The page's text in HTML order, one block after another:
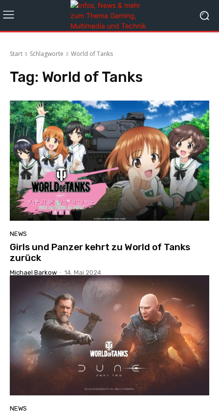
Start Schlagworte World of Tanks
Tag: World of Tanks
NEWS
Girls und Panzer kehrt zu World of Tanks
zurück
Michael Barkow - 14. Mai 2024
NEWS